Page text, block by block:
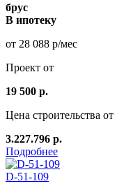
брус
В ипотеку
от 28 088 р/мес
Проект от
19 500 р.
Цена строительства от
3.227.796 р.
Подробнее
D-51-109